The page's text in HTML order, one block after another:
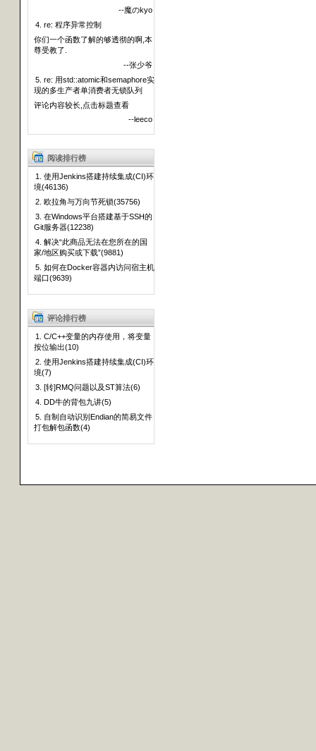
--魔のkyo
4. re: 程序异常控制
你们一个函数了解的够透彻的啊,本
尊受教了.
--张少爷
5. re: 用std::atomic和semaphore实
现的多生产者单消费者无锁队列
评论内容较长,点击标题查看
--leeco
阅读排行榜
1. 使用Jenkins搭建持续集成(CI)环
境(46136)
2. 欧拉角与万向节死锁(35756)
3. 在Windows平台搭建基于SSH的
Git服务器(12238)
4. 解决“此商品无法在您所在的国
家/地区购买或下载”(9881)
5. 如何在Docker容器内访问宿主机
端口(9639)
评论排行榜
1. C/C++变量的内存使用，将变量
按位输出(10)
2. 使用Jenkins搭建持续集成(CI)环
境(7)
3. [转]RMQ问题以及ST算法(6)
4. DD牛的背包九讲(5)
5. 自制自动识别Endian的简易文件
打包解包函数(4)